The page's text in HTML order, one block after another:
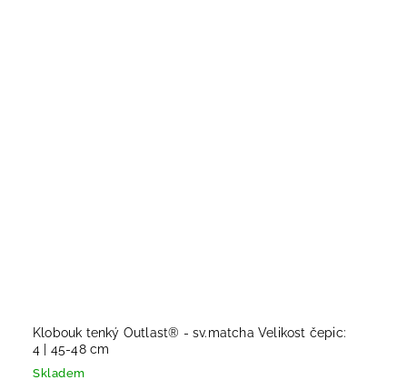
Klobouk tenký Outlast® - sv.matcha Velikost čepic:
4 | 45-48 cm
Skladem